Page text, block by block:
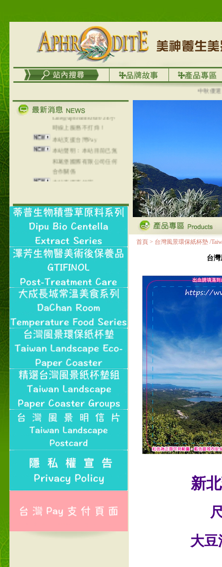
中秋優選，
地區～
在外租屋者、居住處無管
理員、不方便在工作地點
取件者，歡迎多多使用
【郵局i郵箱】的服務喔～
【i郵箱】設立的地點，請
進入內頁連結～
Line@aphrodite2020 24小
時線上服務不打烊！
本站支援台灣Pay
本站聲明：本站目前已無
和葛堡國際有限公司任何
合作關係
本站支援支付宝
2017年1月1日起，中国大
首頁 > 台灣風景環保紙杯墊 /
台灣
新
大